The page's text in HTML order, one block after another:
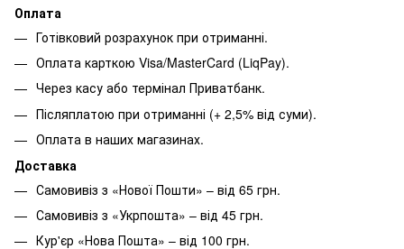
Оплата
Готівковий розрахунок при отриманні.
Оплата карткою Visa/MasterCard (LiqPay).
Через касу або термінал Приватбанк.
Післяплатою при отриманні (+ 2,5% від суми).
Оплата в наших магазинах.
Доставка
Самовивіз з «Нової Пошти» – від 65 грн.
Самовивіз з «Укрпошта» – від 45 грн.
Кур'єр «Нова Пошта» – від 100 грн.